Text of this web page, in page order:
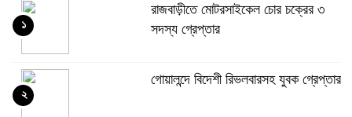
রাজবাড়ীতে মোটরসাইকেল চোর চক্রের ৩
সদস্য গ্রেপ্তার
১
গোয়ালন্দে বিদেশী রিভলবারসহ যুবক গ্রেপ্তার
২